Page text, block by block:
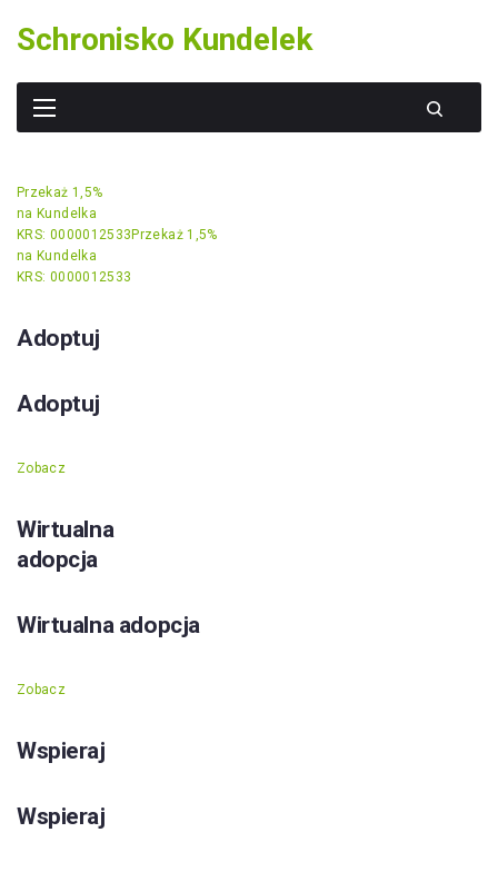
content
Schronisko Kundelek
Przekaż 1,5%
na Kundelka
KRS: 0000012533 Przekaż 1,5%
na Kundelka
KRS: 0000012533
Adoptuj
Adoptuj
Zobacz
Wirtualna
adopcja
Wirtualna adopcja
Zobacz
Wspieraj
Wspieraj